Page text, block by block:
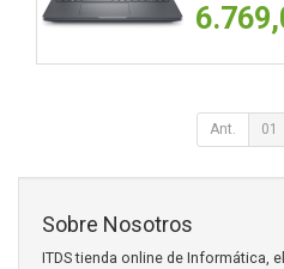
Ant. 01
Sobre Nosotros
ITDS tienda online de Informática,